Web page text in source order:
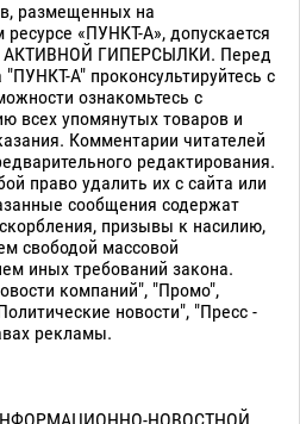
размещенных на
«ПУНКТ-А», допускается
ГИПЕРСЫЛКИ. Перед
А" проконсультируйтесь с
ознакомьтесь с
всех упомянутых товаров и
Комментарии читателей
редактирования.
право удалить их с сайта или
сообщения содержат
призывы к насилию,
свободой массовой
иных требований закона.
компаний", "Промо",
новости", "Пресс -
рекламы.